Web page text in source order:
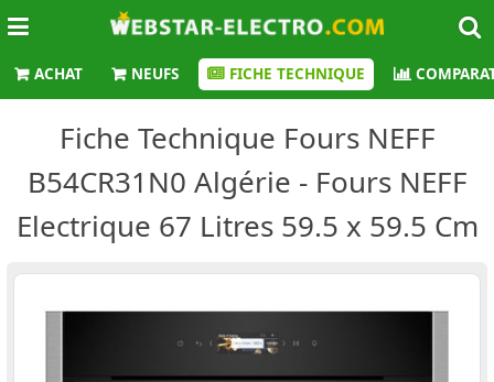
ACHAT NEUFS FICHE TECHNIQUE
Fiche Technique Fours NEFF
B54CR31N0 Algérie - Fours NEFF
Electrique 67 Litres 59.5 x 59.5 Cm